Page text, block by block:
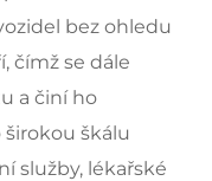
bez ohledu
čímž se dále
a činí ho
škálu
služby, lékařské